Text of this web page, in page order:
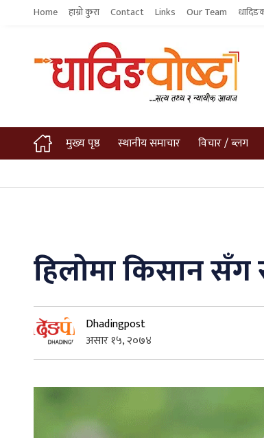
Home हाम्रो कुरा Contact Links Our Team
मुख्य पृष्ठ स्थानीय समाचार विचार / ब्लग
हिलोमा किसान सँग
Dhadingpost
असार १५, २०७४